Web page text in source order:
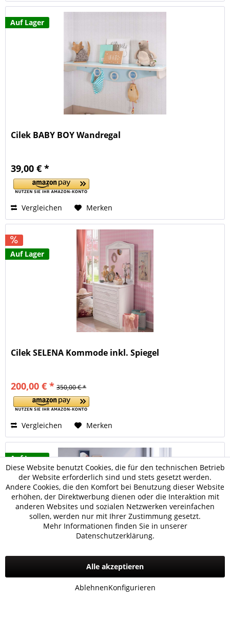
Auf Lager
Cilek BABY BOY Wandregal
39,00 € *
Vergleichen Merken
Auf Lager
Cilek SELENA Kommode inkl. Spiegel
200,00 € * 350,00 € *
Vergleichen Merken
Auf Lager
Cilek WHITE Bett mit Bettkasten, 100x200 cm
Diese Website benutzt Cookies, die für den technischen Betrieb
der Website erforderlich sind und stets gesetzt werden.
Andere Cookies, die den Komfort bei Benutzung dieser Website
erhöhen, der Direktwerbung dienen oder die Interaktion mit
anderen Websites und sozialen Netzwerken vereinfachen
sollen, werden nur mit Ihrer Zustimmung gesetzt.
Mehr Informationen finden Sie in unserer
Datenschutzerklärung.
Alle akzeptieren
AblehnenKonfigurieren